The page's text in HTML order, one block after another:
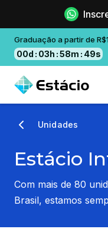
Graduação a partir de
00d : 03h :58m : 48s
Unidades
Estácio
Com mais de 80
Brasil, estamos